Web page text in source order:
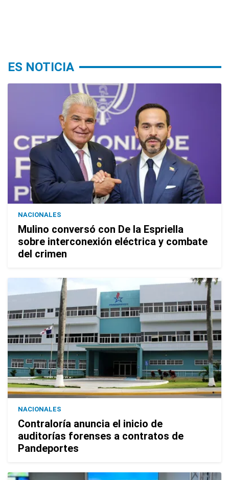
ES NOTICIA
NACIONALES
Mulino conversó con De la Espriella
sobre interconexión eléctrica y combate
del crimen
NACIONALES
Contraloría anuncia el inicio de
auditorías forenses a contratos de
Pandeportes